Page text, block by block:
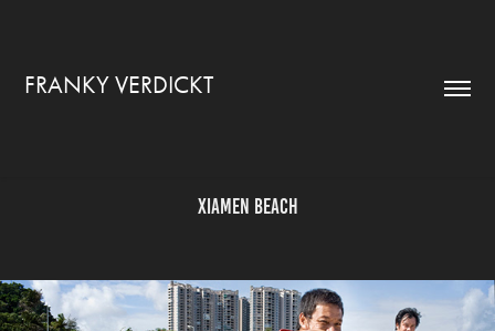
FRANKY VERDICKT
Xiamen Beach